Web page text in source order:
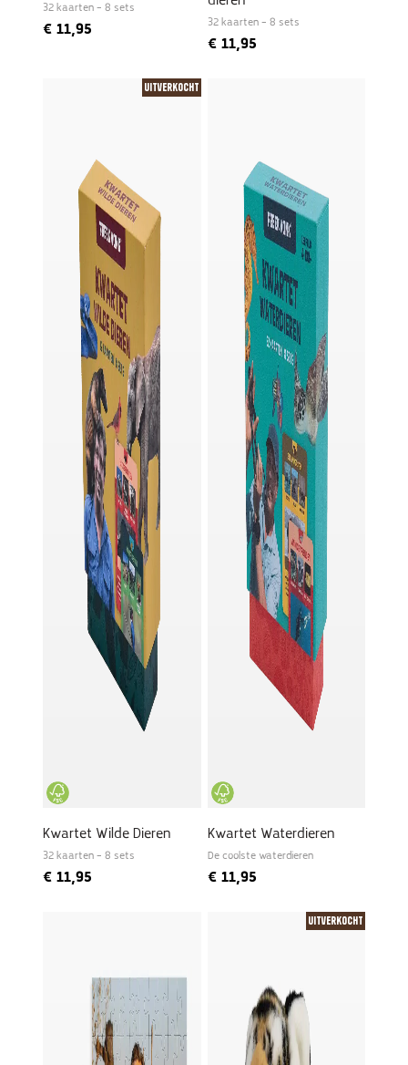
32 kaarten – 8 sets
€ 11,95 32 kaarten – 8 sets
€11,95
Uitverkocht
Kwartet Wilde Dieren
32 kaarten – 8 sets
€ 11,95
Kwartet Waterdieren
De coolste waterdieren
€11,95
Uitverkocht